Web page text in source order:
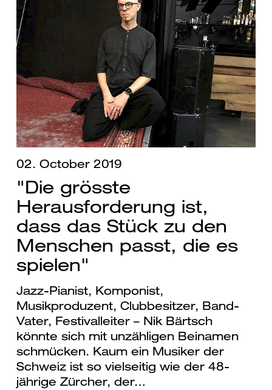
02. October 2019
"Die grösste
Herausforderung ist,
dass das Stück zu den
Menschen passt, die es
spielen"
Jazz-Pianist, Komponist,
Musikproduzent, Clubbesitzer, Band-
Vater, Festivalleiter – Nik Bärtsch
könnte sich mit unzähligen Beinamen
schmücken. Kaum ein Musiker der
Schweiz ist so vielseitig wie der 48-
jährige Zürcher, der…